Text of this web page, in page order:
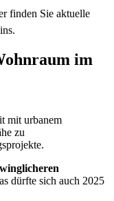
finden Sie aktuelle
im
mit urbanem
zu
dürfte sich auch 2025